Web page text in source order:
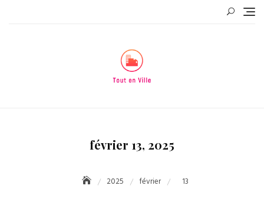
février 13, 2025
2025 février 13